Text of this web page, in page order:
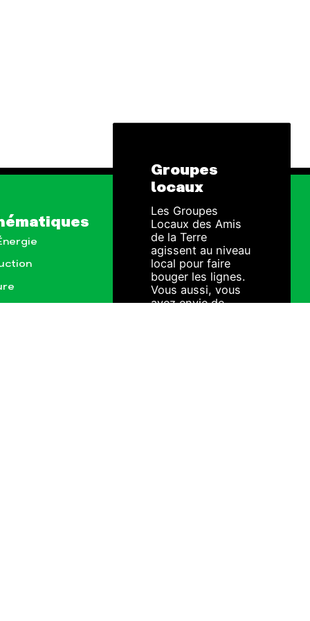
Groupes
locaux
Les Groupes
Locaux des Amis
de la Terre
agissent au niveau
local pour faire
bouger les lignes.
Vous aussi, vous
avez envie de